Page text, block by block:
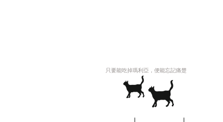
只要能吃掉瑪利亞，便能忘記痛楚